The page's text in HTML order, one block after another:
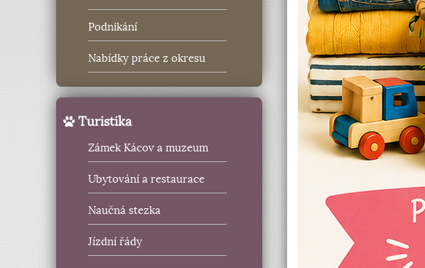
Podnikání
Nabídky práce z okresu
Turistika
Zámek Kácov a muzeum
Ubytování a restaurace
Naučná stezka
Jízdní řády